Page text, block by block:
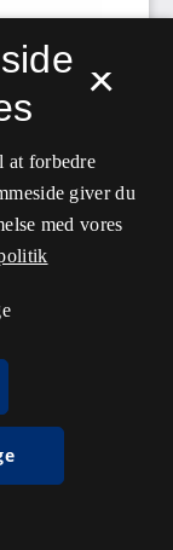
×
at forbedre
giver du
med vores